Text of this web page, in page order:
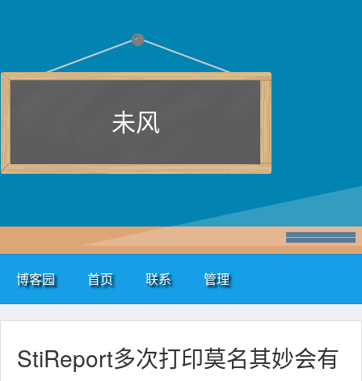
未风
博客园 首页 联系 管理
StiReport多次打印莫名其妙会有